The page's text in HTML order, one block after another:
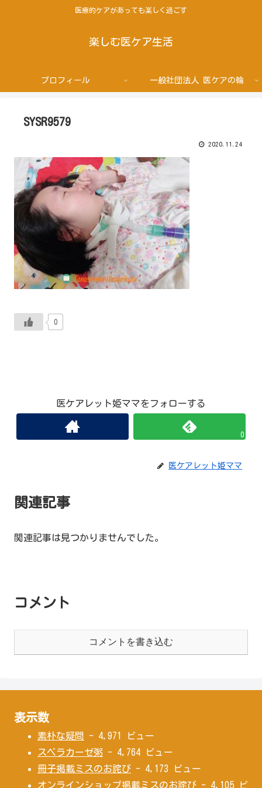
医療的ケアがあっても楽しく過ごす
楽しむ医ケア生活
プロフィール 一般社団法人 医ケアの輪
SYSR9579
2020.11.24
0
医ケアレット姫ママをフォローする
0
医ケアレット姫ママ
関連記事
関連記事は見つかりませんでした。
コメント
コメントを書き込む
表示数
素朴な疑問 - 4,971 ビュー
スベラカーゼ粥 - 4,764 ビュー
冊子掲載ミスのお詫び - 4,173 ビュー
オンラインショップ掲載ミスのお詫び - 4,105 ビ